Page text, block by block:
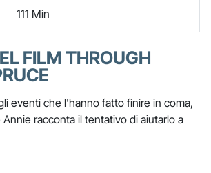
111 Min
FILM THROUGH
eventi che l'hanno fatto finire in coma,
racconta il tentativo di aiutarlo a